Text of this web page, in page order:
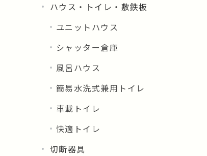
ハウス・トイレ・敷鉄板
ユニットハウス
シャッター倉庫
風呂ハウス
簡易水洗式兼用トイレ
車載トイレ
快適トイレ
切断器具